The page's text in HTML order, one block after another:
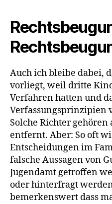
Auch ich bleibe dabei,
vorliegt, weil dritte
Verfahren hatten und
Verfassungsprinzipien
Solche Richter gehören
entfernt. Aber: So oft
Entscheidungen im
falsche Aussagen von
Jugendamt getroffen
oder hinterfragt
bemerkenswert dass